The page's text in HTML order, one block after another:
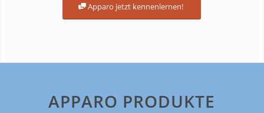
Apparo jetzt kennenlernen!
APPARO PRODUKTE